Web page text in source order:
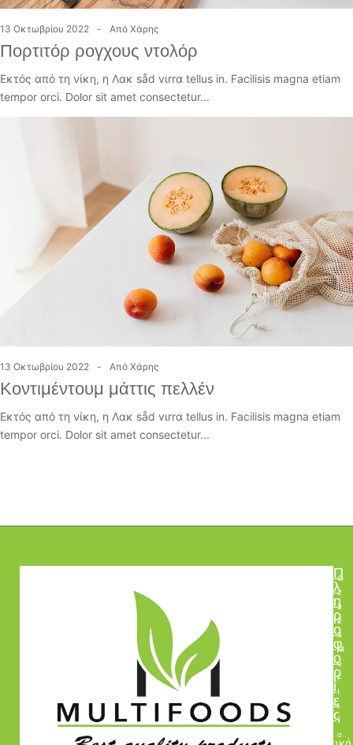
13 Οκτωβρίου 2022 Από Χάρης
Πορτιτόρ ρογχους ντολόρ
Εκτός από τη νίκη, η Λακ såd vιrrα tellus in. Facilisis magna etiam
tempor orci. Dolor sit amet consectetur...
13 Οκτωβρίου 2022 Από Χάρης
Κοντιμέντουμ μάττις πελλέν
Εκτός από τη νίκη, η Λακ såd vιrrα tellus in. Facilisis magna etiam
tempor orci. Dolor sit amet consectetur...
Π
λ
η
ρ
ο
φ
ο
ρ
ί
ε
ς
©
2
0
2
5
M
u
l
t
i
f
o